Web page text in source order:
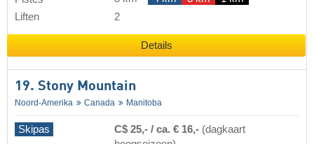
Liften
2
Details
19. Stony Mountain
Noord-Amerika Canada Manitoba
Skipas C$ 25,- / ca. € 16,- (dagkaart